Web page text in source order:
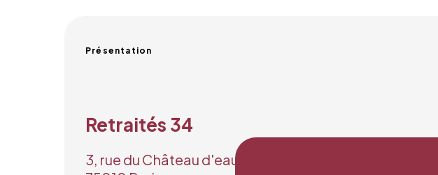
Présentation
Retraités 34
3, rue du Château d'eau